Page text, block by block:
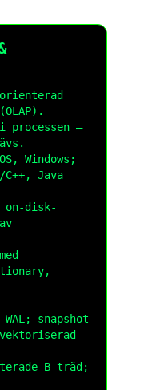
processen –
Windows;
Java
on-disk-
WAL; snapshot
B-träd;